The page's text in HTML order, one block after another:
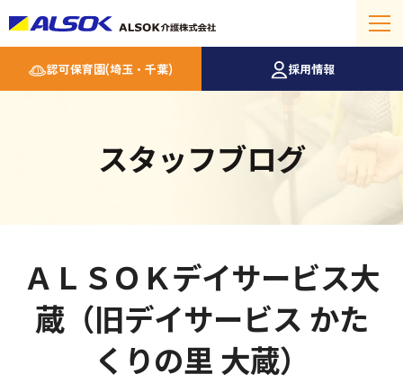
認可保育園(埼玉・千葉) 採用情報
スタッフブログ
ＡＬＳＯＫデイサービス大
蔵（旧デイサービス かた
くりの里 大蔵）